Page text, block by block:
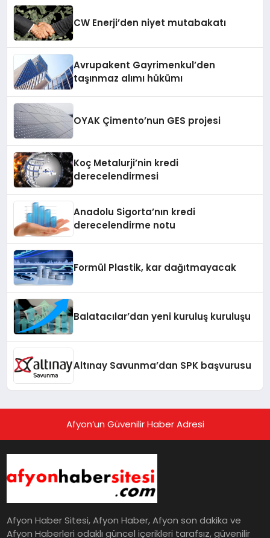
CW Enerji’den niyet mutabakatı
Avrupakent Gayrimenkul’den
taşınmaz alımı hükümı
OYAK Çimento’nun GES projesi
Koç Metalurji’nin kredi
derecelendirmesi
Anadolu Sigorta’nın kredi
derecelendirme notu
Formül Plastik, kar dağıtmayacak
Balatacılar’dan yeni kuruluş kuruluşu
Altınay Savunma’dan SPK başvurusu
Afyon’un Güvenilir Haber Adresi
Afyon Haber Sitesi, Afyon Haber, Afyon son dakika ve
Afyon Haberleri odaklı güncel içerikleri tarafsız, güvenilir